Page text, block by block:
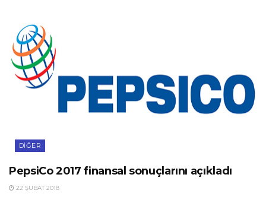
DIĞER
PepsiCo 2017 finansal sonuçlarını açıkladı
22 ŞUBAT 2018